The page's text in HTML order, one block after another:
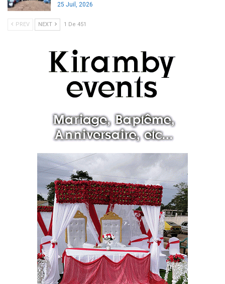
25 Juil, 2026
PREV NEXT 1 De 451